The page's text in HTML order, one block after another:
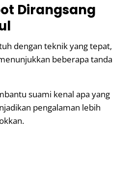
Dirangsang
dengan teknik yang tepat,
beberapa tanda
suami kenal apa yang
pengalaman lebih